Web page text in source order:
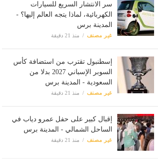
سر الانتشار السريع للسيارات
الكهربائية، لماذا يتجه العالم إليها؟ -
المدينة برس
غير مصنف منذ 21 دقيقة
إسطنبول تقترب من استضافة كأس
السوبر الإسباني 2027 بدلا من
السعودية - المدينة برس
غير مصنف منذ 21 دقيقة
إقبال كبير على حفل عمرو دياب في
الساحل الشمالي - المدينة برس
غير مصنف منذ 21 دقيقة